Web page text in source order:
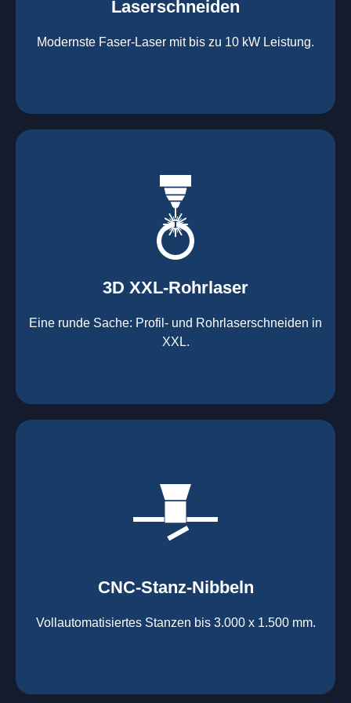
Laserschneiden
Modernste Faser-Laser mit bis zu 10 kW Leistung.
Laserschneiden
Stahl bis 12 mm oxidfrei (Schmelzschneiden)
3D XXL-Rohrlaser
Eine runde Sache: Profil- und Rohrlaserschneiden in
XXL.
3D XXL-Rohrlaser
Rechteckprofile bis 300 x 300 mm
Wandstärken:
Nichtrostende Stähle 15 mm (oxidfrei)
Aluminium 10 mm (oxidfrei)
CNC-Stanz-Nibbeln
Vollautomatisiertes Stanzen bis 3.000 x 1.500 mm.
Stahl bis 6 mm
großer Standard-Werkzeug-Park